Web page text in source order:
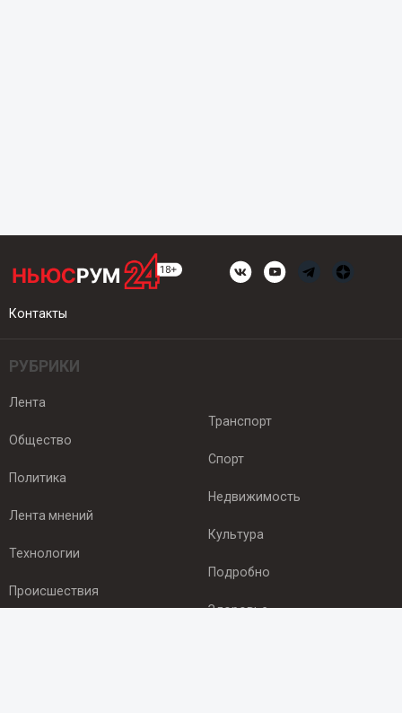
Контакты
РУБРИКИ
Лента
Общество
Политика
Лента мнений
Технологии
Происшествия
Транспорт
Спорт
Недвижимость
Культура
Подробно
Здоровье